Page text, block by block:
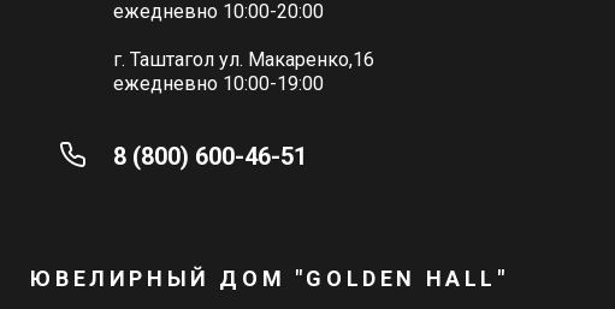
ЮВЕЛИРНЫЙ ДОМ "GOLDEN HALL"
ежедневно 10:00-20:00
г. Таштагол ул. Макаренко,16
ежедневно 10:00-19:00
8 (800) 600-46-51